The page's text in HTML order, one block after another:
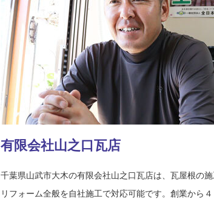
有限会社山之口瓦店
千葉県山武市大木の有限会社山之口瓦店は、瓦屋根の
リフォーム全般を自社施工で対応可能です。創業から